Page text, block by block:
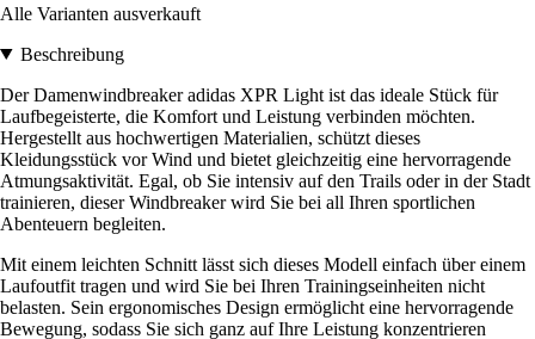
Alle Varianten ausverkauft
Beschreibung
Der Damenwindbreaker adidas XPR Light ist das ideale Stück für
Laufbegeisterte, die Komfort und Leistung verbinden möchten.
Hergestellt aus hochwertigen Materialien, schützt dieses
Kleidungsstück vor Wind und bietet gleichzeitig eine hervorragende
Atmungsaktivität. Egal, ob Sie intensiv auf den Trails oder in der Stadt
trainieren, dieser Windbreaker wird Sie bei all Ihren sportlichen
Abenteuern begleiten.
Mit einem leichten Schnitt lässt sich dieses Modell einfach über einem
Laufoutfit tragen und wird Sie bei Ihren Trainingseinheiten nicht
belasten. Sein ergonomisches Design ermöglicht eine hervorragende
Bewegung, sodass Sie sich ganz auf Ihre Leistung konzentrieren